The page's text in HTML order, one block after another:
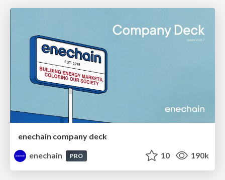
enechain company deck
enechain
PRO 10 190k